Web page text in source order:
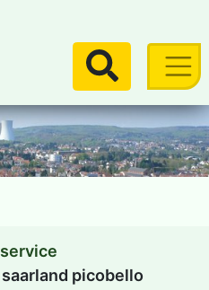
Suchen
saarland picobello